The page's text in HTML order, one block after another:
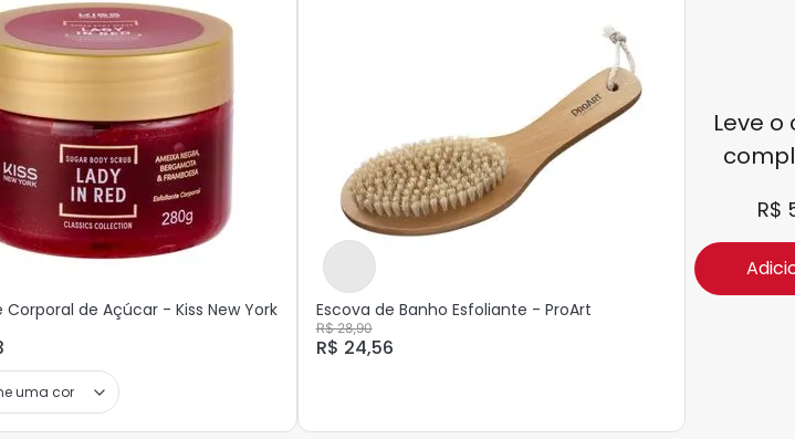
Corporal de Açúcar - Kiss New York Escova de Banho Esfoliante - ProArt
R$ 28,90
R$ 24,56
Leve
R$